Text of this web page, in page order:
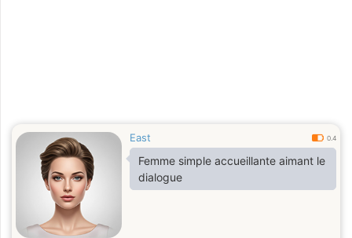
East 0.4
Femme simple accueillante aimant le
dialogue